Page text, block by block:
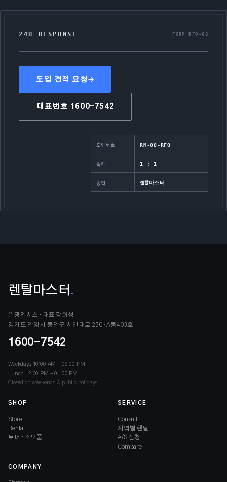
24H RESPONSE FORM RFQ-08
도입 견적 요청
대표번호 1600-7542
도면번호 RM-08-RFQ
축척 1 : 1
승인 렌탈마스터
렌탈마스터 .
일광엔시스 · 대표 강희성
경기도 안양시 동안구 시민대로 230 · A동403호
1600-7542
Weekdays 10:00 AM – 06:00 PM
Lunch 12:00 PM – 01:00 PM
Closed on weekends & public holidays
SHOP
Store
Rental
토너 · 소모품
SERVICE
Consult
지역별 렌탈
A/S 신청
Compare
COMPANY